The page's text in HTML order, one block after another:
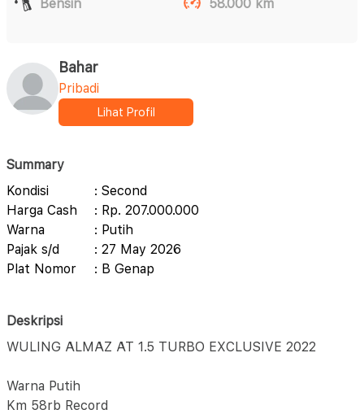
Bensin
58.000 km
Bahar
Pribadi
Lihat Profil
Summary
Kondisi
: Second
Harga Cash
: Rp. 207.000.000
Warna
: Putih
Pajak s/d
: 27 May 2026
Plat Nomor
: B Genap
Deskripsi
WULING ALMAZ AT 1.5 TURBO EXCLUSIVE 2022
Warna Putih
Km 58rb Record